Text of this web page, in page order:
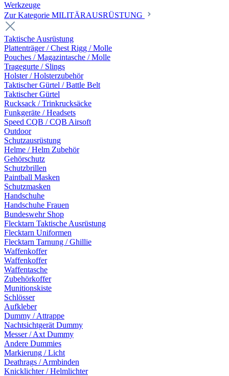
Werkzeuge
Zur Kategorie MILITÄRAUSRÜSTUNG
Taktische Ausrüstung
Plattenträger / Chest Rigg / Molle
Pouches / Magazintasche / Molle
Tragegurte / Slings
Holster / Holsterzubehör
Taktischer Gürtel / Battle Belt
Taktischer Gürtel
Rucksack / Trinkrucksäcke
Funkgeräte / Headsets
Speed CQB / CQB Airsoft
Outdoor
Schutzausrüstung
Helme / Helm Zubehör
Gehörschutz
Schutzbrillen
Paintball Masken
Schutzmasken
Handschuhe
Handschuhe Frauen
Bundeswehr Shop
Flecktarn Taktische Ausrüstung
Flecktarn Uniformen
Flecktarn Tarnung / Ghillie
Waffenkoffer
Waffenkoffer
Waffentasche
Zubehörkoffer
Munitionskiste
Schlösser
Aufkleber
Dummy / Attrappe
Nachtsichtgerät Dummy
Messer / Axt Dummy
Andere Dummies
Markierung / Licht
Deathrags / Armbinden
Knicklichter / Helmlichter